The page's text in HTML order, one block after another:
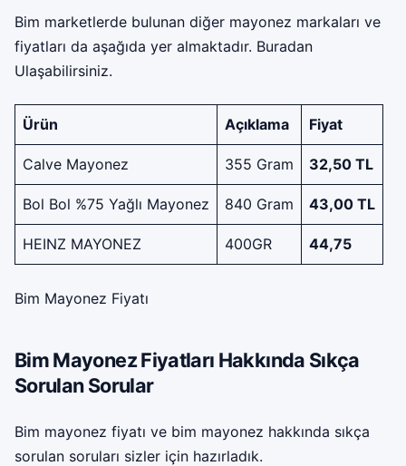
Bim marketlerde bulunan diğer mayonez markaları ve
fiyatları da aşağıda yer almaktadır. Buradan
Ulaşabilirsiniz.
Ürün Açıklama Fiyat
Calve Mayonez 355 Gram 32,50 TL
Bol Bol %75 Yağlı Mayonez 840 Gram 43,00 TL
HEINZ MAYONEZ 400GR 44,75
Bim Mayonez Fiyatı
Bim Mayonez Fiyatları Hakkında Sıkça
Sorulan Sorular
Bim mayonez fiyatı ve bim mayonez hakkında sıkça
sorulan soruları sizler için hazırladık.